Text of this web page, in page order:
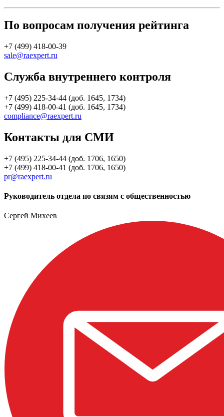
По вопросам получения рейтинга
+7 (499) 418-00-39
sale@raexpert.ru
Служба внутреннего контроля
+7 (495) 225-34-44 (доб. 1645, 1734)
+7 (499) 418-00-41 (доб. 1645, 1734)
compliance@raexpert.ru
Контакты для СМИ
+7 (495) 225-34-44 (доб. 1706, 1650)
+7 (499) 418-00-41 (доб. 1706, 1650)
pr@raexpert.ru
Руководитель отдела по связям с общественностью
Сергей Михеев